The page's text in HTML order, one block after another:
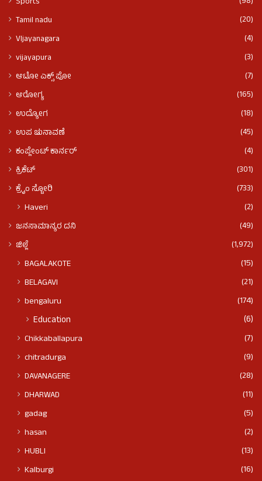
Tamil nadu
(20)
VIjayanagara
(4)
vijayapura
(3)
ಆಟೋ ಎಕ್ಸ್ ಪೋ
(7)
ಆರೋಗ್ಯ
(165)
ಉದ್ಯೋಗ
(18)
ಉಪ ಚುನಾವಣೆ
(45)
ಕಂಪ್ಲೇಂಟ್ ಕಾರ್ನರ್
(4)
ಕ್ರಿಕೆಟ್
(301)
ಕ್ರೈಂ ಸ್ಟೋರಿ
(733)
Haveri (2)
ಜನಸಾಮಾನ್ಯರ ದನಿ
(49)
ಜಿಲ್ಲೆ
(1,972)
BAGALAKOTE
(15)
BELAGAVI
(21)
bengaluru
(174)
Education (6)
Chikkaballapura
(7)
chitradurga
(9)
DAVANAGERE
(28)
DHARWAD
(11)
gadag
(5)
hasan
(2)
HUBLI
(13)
Kalburgi
(16)